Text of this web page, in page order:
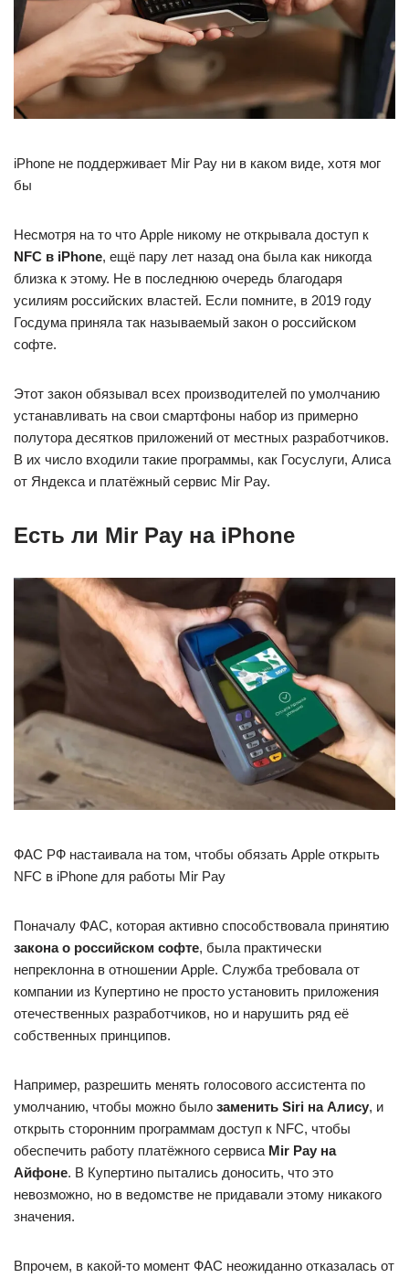
iPhone не поддерживает Mir Pay ни в каком виде, хотя мог
бы
Несмотря на то что Apple никому не открывала доступ к
NFC в iPhone, ещё пару лет назад она была как никогда
близка к этому. Не в последнюю очередь благодаря
усилиям российских властей. Если помните, в 2019 году
Госдума приняла так называемый закон о российском
софте.
Этот закон обязывал всех производителей по умолчанию
устанавливать на свои смартфоны набор из примерно
полутора десятков приложений от местных разработчиков.
В их число входили такие программы, как Госуслуги, Алиса
от Яндекса и платёжный сервис Mir Pay.
Есть ли Mir Pay на iPhone
ФАС РФ настаивала на том, чтобы обязать Apple открыть
NFC в iPhone для работы Mir Pay
Поначалу ФАС, которая активно способствовала принятию
закона о российском софте, была практически
непреклонна в отношении Apple. Служба требовала от
компании из Купертино не просто установить приложения
отечественных разработчиков, но и нарушить ряд её
собственных принципов.
Например, разрешить менять голосового ассистента по
умолчанию, чтобы можно было заменить Siri на Алису, и
открыть сторонним программам доступ к NFC, чтобы
обеспечить работу платёжного сервиса Mir Pay на
Айфоне. В Купертино пытались доносить, что это
невозможно, но в ведомстве не придавали этому никакого
значения.
Впрочем, в какой-то момент ФАС неожиданно отказалась от